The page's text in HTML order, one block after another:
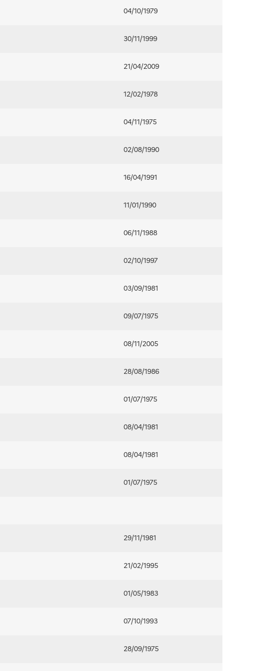
04/10/1979
30/11/1999
21/04/2009
12/02/1978
04/11/1975
02/08/1990
16/04/1991
11/01/1990
06/11/1988
02/10/1997
03/09/1981
09/07/1975
08/11/2005
28/08/1986
01/07/1975
08/04/1981
08/04/1981
01/07/1975
29/11/1981
21/02/1995
01/05/1983
07/10/1993
28/09/1975